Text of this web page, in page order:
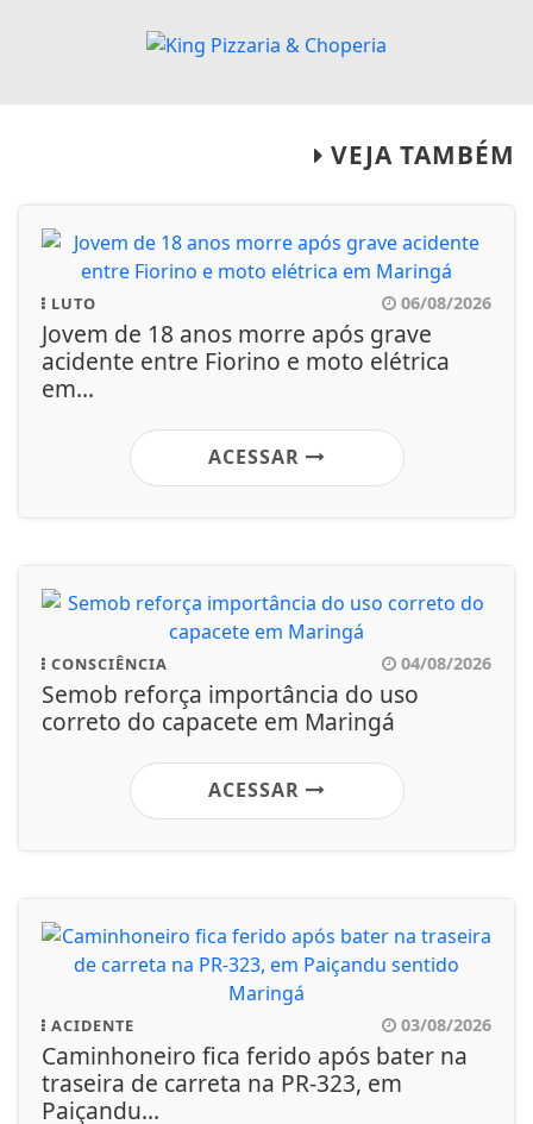
VEJA TAMBÉM
LUTO 06/08/2026
Jovem de 18 anos morre após grave
acidente entre Fiorino e moto elétrica
em...
ACESSAR
CONSCIÊNCIA 04/08/2026
Semob reforça importância do uso
correto do capacete em Maringá
ACESSAR
ACIDENTE 03/08/2026
Caminhoneiro fica ferido após bater na
traseira de carreta na PR-323, em
Paiçandu...